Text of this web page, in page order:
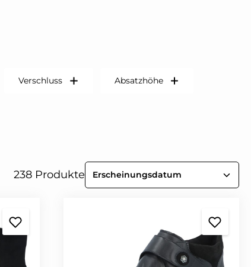
Verschluss Absatzhöhe
238 Produkte